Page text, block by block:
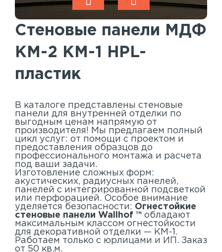
Акустические панели
Реечный потолок
Индивидуальные решения
Стеновые панели МДФ
КМ-2 КМ-1 HPL-
пластик
В каталоге представлены стеновые
панели для внутренней отделки по
выгодным ценам напрямую от
производителя! Мы предлагаем полный
цикл услуг: от помощи с проектом и
предоставления образцов до
профессионального монтажа и расчета
под ваши задачи.
Изготовление сложных форм:
акустических, радиусных панелей,
панелей с интегрированной подсветкой
или перфорацией. Особое внимание
уделяется безопасности: Огнестойкие
стеновые панели Wallhof ™ обладают
максимальным классом огнестойкости
для декоративной отделки — КМ-1.
Работаем только с юрлицами и ИП. Заказ
от 50 кв.м.